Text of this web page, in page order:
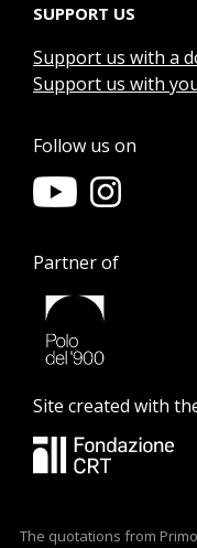
SUPPORT US
Support us with a
Support us with
Follow us on
Partner of
Site created with
The quotations from